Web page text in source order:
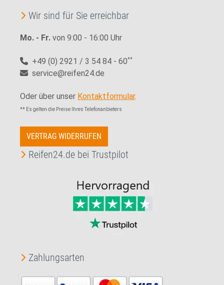
Wir sind für Sie erreichbar
Mo. - Fr. von 9:00 - 16:00 Uhr
+49 (0) 2921 / 3 54 84 - 60**
service@reifen24.de
Oder über unser Kontaktformular.
** Es gelten die Preise Ihres Telefonanbieters
VERTRAG WIDERRUFEN
Reifen24.de bei Trustpilot
Zahlungsarten